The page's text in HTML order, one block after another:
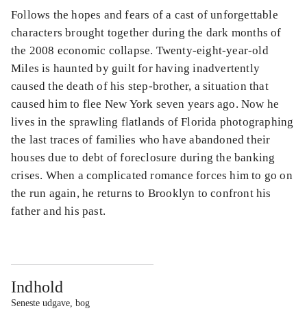
Follows the hopes and fears of a cast of unforgettable
characters brought together during the dark months of
the 2008 economic collapse. Twenty-eight-year-old
Miles is haunted by guilt for having inadvertently
caused the death of his step-brother, a situation that
caused him to flee New York seven years ago. Now he
lives in the sprawling flatlands of Florida photographing
the last traces of families who have abandoned their
houses due to debt of foreclosure during the banking
crises. When a complicated romance forces him to go on
the run again, he returns to Brooklyn to confront his
father and his past.
Indhold
Seneste udgave, bog